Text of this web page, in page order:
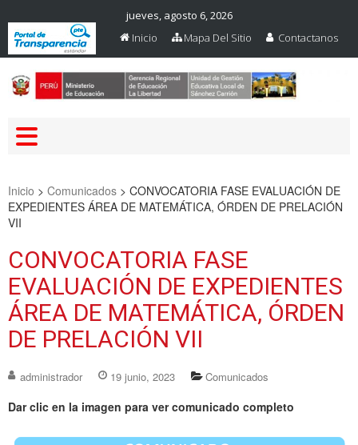
jueves, agosto 6, 2026
Inicio
Mapa Del Sitio Contactanos
Inicio > Comunicados > CONVOCATORIA FASE EVALUACIÓN DE
EXPEDIENTES ÁREA DE MATEMÁTICA, ÓRDEN DE PRELACIÓN
VII
CONVOCATORIA FASE
EVALUACIÓN DE EXPEDIENTES
ÁREA DE MATEMÁTICA, ÓRDEN
DE PRELACIÓN VII
administrador 19 junio, 2023 Comunicados
Dar clic en la imagen para ver comunicado completo